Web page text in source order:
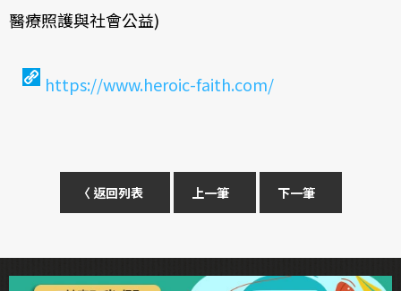
醫療照護與社會公益)
https://www.heroic-faith.com/
〈 返回列表 上一筆 下一筆